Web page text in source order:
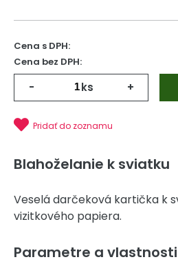
Cena s DPH:
Cena bez DPH:
- ks +
Pridať do zoznamu
Blahoželanie k sviatku
Veselá darčeková kartička k
vizitkového papiera.
Parametre a vlastnosti